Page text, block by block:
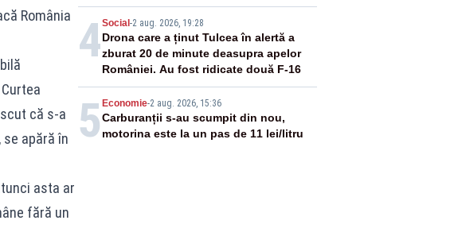
România
că s-a
apără în
asta ar
fără un
4Social -2 aug. 2026, 19:28
Drona care a ținut Tulcea în alertă a
zburat 20 de minute deasupra apelor
României. Au fost ridicate două F-16
5 Economie-2 aug. 2026, 15:36
Carburanții s-au scumpit din nou,
motorina este la un pas de 11 lei/litru